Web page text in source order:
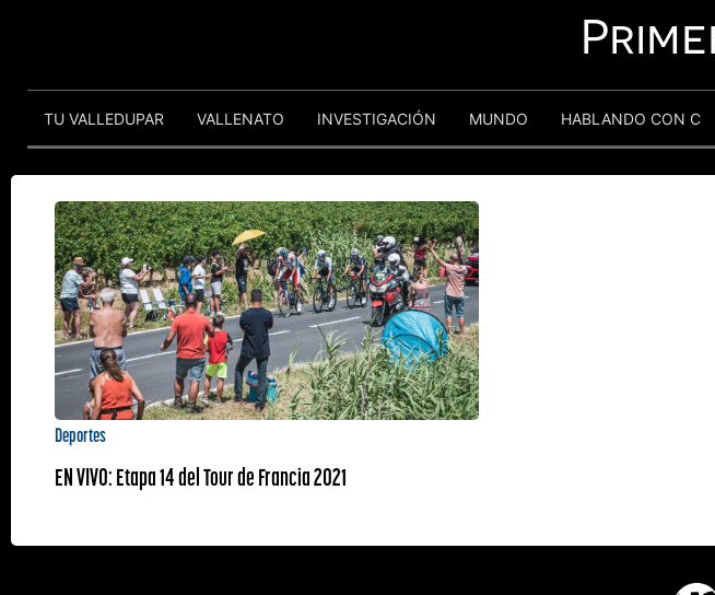
TU VALLEDUPAR VALLENATO INVESTIGACIÓN MUNDO HABLANDO CON C
Deportes
EN VIVO: Etapa 14 del Tour de Francia 2021